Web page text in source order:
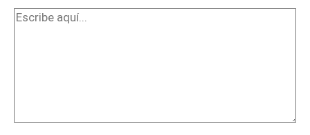
Escribe